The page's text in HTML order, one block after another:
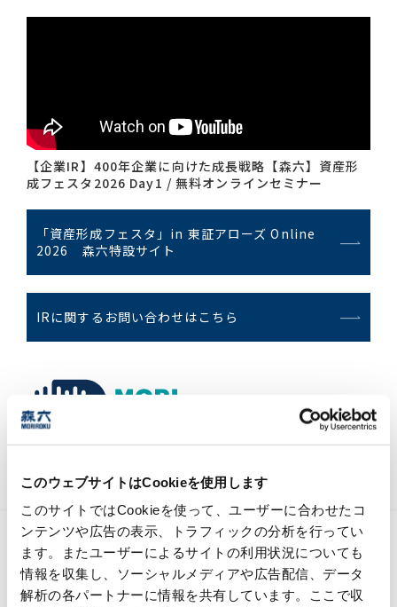
このウェブサイトはCookieを使用します
このサイトではCookieを使って、ユーザーに合わせたコ
ンテンツや広告の表示、トラフィックの分析を行ってい
ます。またユーザーによるサイトの利用状況についても
情報を収集し、ソーシャルメディアや広告配信、データ
解析の各パートナーに情報を共有しています。ここで収
【企業IR】400年企業に向けた成長戦略【森六】資産形
成フェスタ2026 Day1 / 無料オンラインセミナー
「資産形成フェスタ」in 東証アローズ Online
2026 森六特設サイト
IRに関するお問い合わせはこちら
情報メディア。
化学工業日報「化学品受託に引き合い」記事
掲載のお知らせ
2026年7月15日